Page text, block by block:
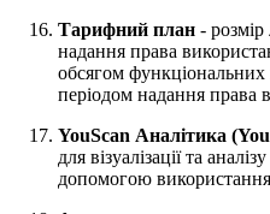
Тарифний план - розмір
надання права
обсягом функціональних
періодом надання права
YouScan Аналітика
для візуалізації та
допомогою використання